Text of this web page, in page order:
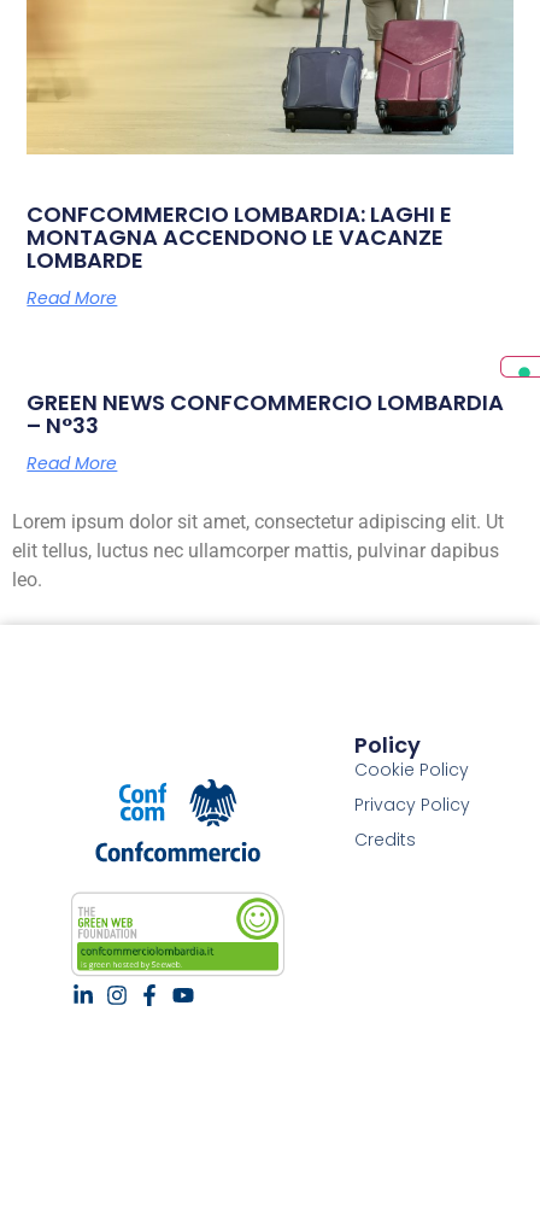
CONFCOMMERCIO LOMBARDIA: LAGHI E
MONTAGNA ACCENDONO LE VACANZE
LOMBARDE
Read More
GREEN NEWS CONFCOMMERCIO LOMBARDIA
– N°33
Read More
Lorem ipsum dolor sit amet, consectetur adipiscing elit. Ut
elit tellus, luctus nec ullamcorper mattis, pulvinar dapibus
leo.
Policy
Cookie Policy
Privacy Policy
Credits